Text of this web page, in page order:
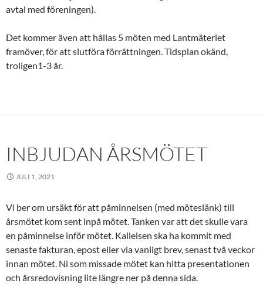
avtal med föreningen).
Det kommer även att hållas 5 möten med Lantmäteriet
framöver, för att slutföra förrättningen. Tidsplan okänd,
troligen1-3 år.
INBJUDAN ÅRSMÖTET
JULI 1, 2021
Vi ber om ursäkt för att påminnelsen (med möteslänk) till
årsmötet kom sent inpå mötet. Tanken var att det skulle vara
en påminnelse inför mötet. Kallelsen ska ha kommit med
senaste fakturan, epost eller via vanligt brev, senast två veckor
innan mötet. Ni som missade mötet kan hitta presentationen
och årsredovisning lite längre ner på denna sida.